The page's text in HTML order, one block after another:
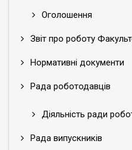
Оголошення
Звіт про роботу
Нормативні документи
Рада роботодавців
Діяльність ради
Рада випускників